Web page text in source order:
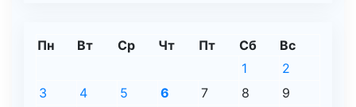
Пн Вт Ср Чт Пт Сб Вс
1
2
3
4 5 6 7 8
9